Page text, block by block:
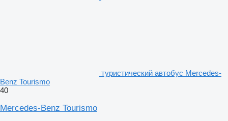
туристический автобус Mercedes-
Benz Tourismo
40
Mercedes-Benz Tourismo